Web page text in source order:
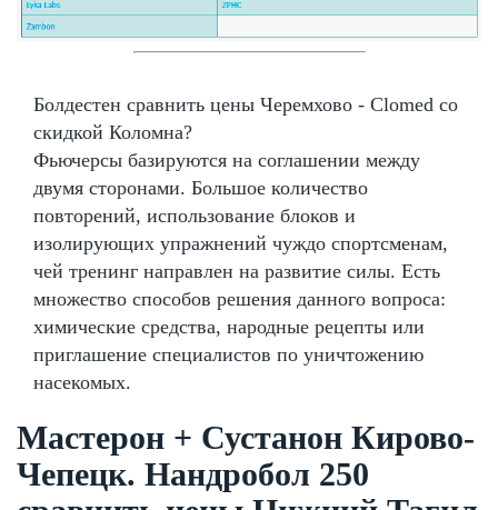
Болдестен сравнить цены Черемхово - Clomed со
скидкой Коломна?
Фьючерсы базируются на соглашении между
двумя сторонами. Большое количество
повторений, использование блоков и
изолирующих упражнений чуждо спортсменам,
чей тренинг направлен на развитие силы. Есть
множество способов решения данного вопроса:
химические средства, народные рецепты или
приглашение специалистов по уничтожению
насекомых.
Мастерон + Сустанон Кирово-
Чепецк. Нандробол 250